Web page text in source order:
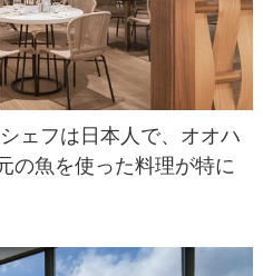
ェフは日本人で、オオハ
の魚を使った料理が特に